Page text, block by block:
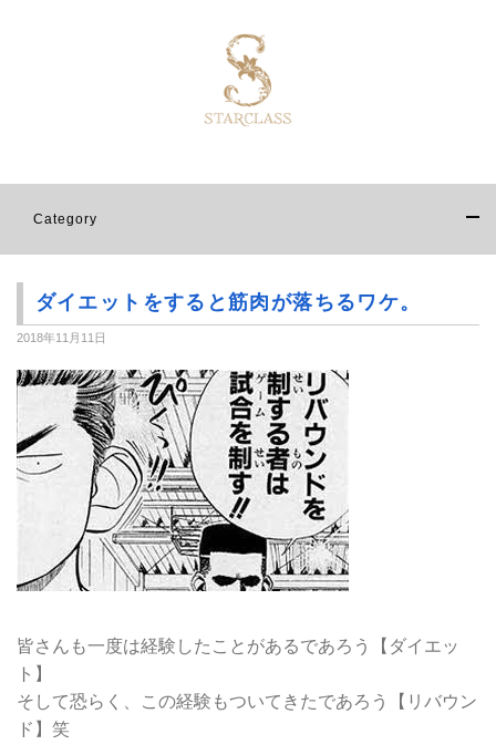
Category
ダイエットをすると筋肉が落ちるワケ。
2018年11月11日
皆さんも一度は経験したことがあるであろう【ダイエッ
ト】
そして恐らく、この経験もついてきたであろう【リバウン
ド】笑